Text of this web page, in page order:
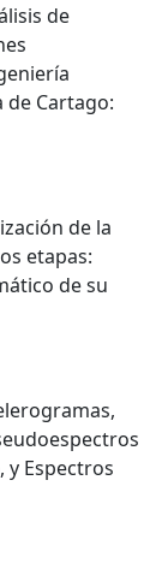
de
de Cartago:
de la
etapas:
de su
y Espectros